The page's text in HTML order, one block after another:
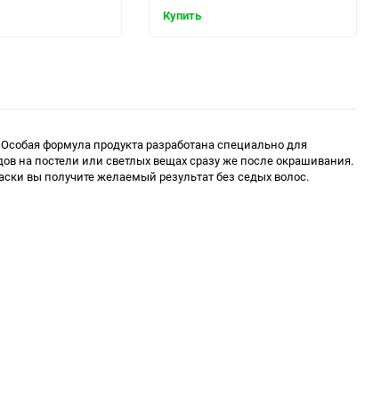
Купить
формула продукта разработана специально для
на постели или светлых вещах сразу же после окрашивания.
вы получите желаемый результат без седых волос.